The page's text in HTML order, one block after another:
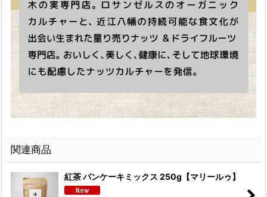
関連商品
紅茶 パンケーキミックス 250g【マリールゥ】